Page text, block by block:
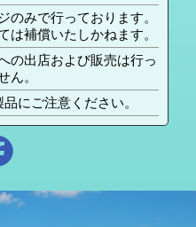
のみで行っております。
は補償いたしかねます。
の出店および販売は行っ
ん。
にご注意ください。